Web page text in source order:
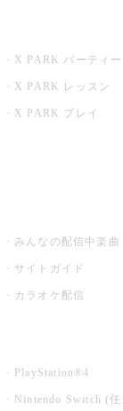
X PARK パーティー
X PARK レッスン
X PARK プレイ
みんなの配信中楽曲
サイトガイド
カラオケ配信
PlayStation®4
Nintendo Switch (